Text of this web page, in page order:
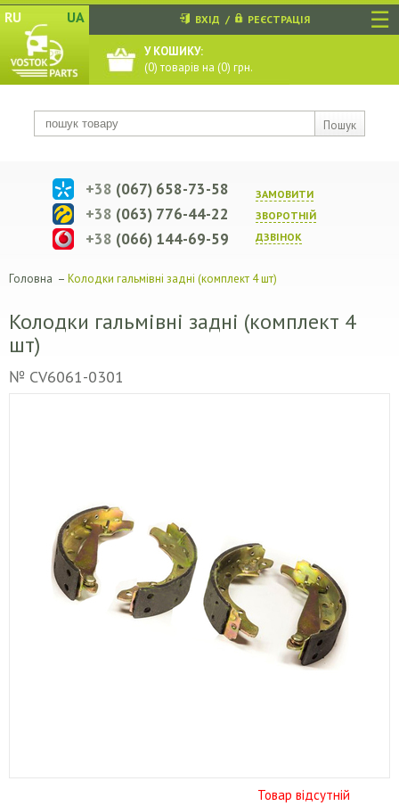
☰
RU UA
Пошук
ВХІД / РЕЄСТРАЦІЯ
У КОШИКУ:
(0) товарів на (0) грн.
ЗАМОВИТИ
ЗВОРОТНIЙ
ДЗВIНОК
+38 (067) 658-73-58
+38 (063) 776-44-22
+38 (066) 144-69-59
Головна – Колодки гальмівні задні (комплект 4 шт)
Колодки гальмівні задні (комплект 4
шт)
№ CV6061-0301
Товар відсутній